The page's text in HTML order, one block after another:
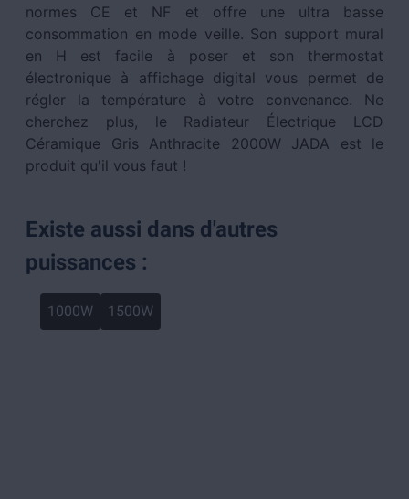
normes CE et NF et offre une ultra basse
consommation en mode veille. Son support mural
en H est facile à poser et son thermostat
électronique à affichage digital vous permet de
régler la température à votre convenance. Ne
cherchez plus, le Radiateur Électrique LCD
Céramique Gris Anthracite 2000W JADA est le
produit qu'il vous faut !
Existe aussi dans d'autres
puissances :
1000W 1500W